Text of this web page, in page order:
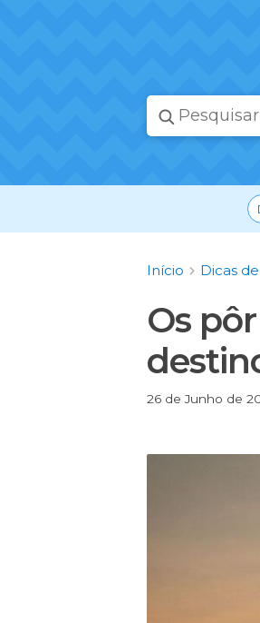
Início Dicas
Os
26 de Junho de